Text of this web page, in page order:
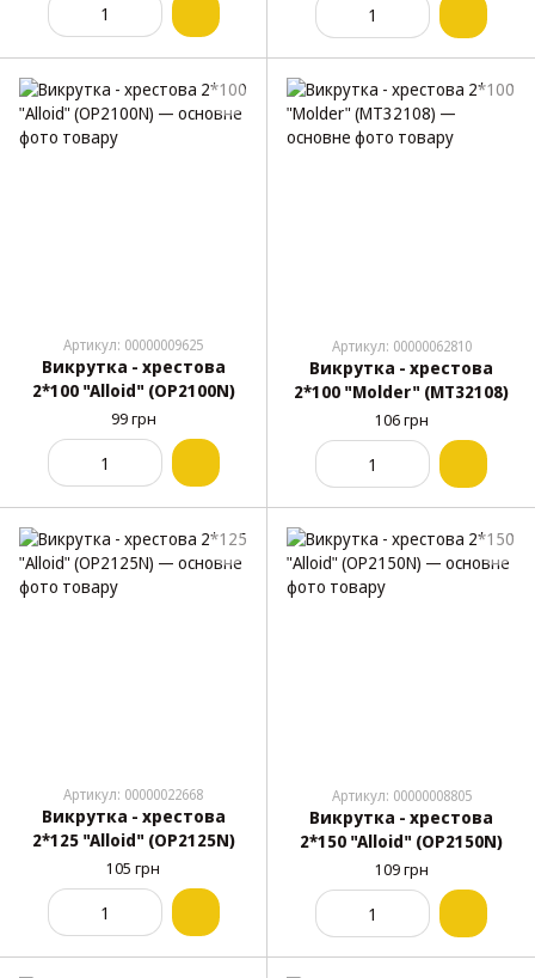
Артикул: 00000009625
Викрутка - хрестова
2*100 "Alloid" (OP2100N)
99 грн
Артикул: 00000062810
Викрутка - хрестова
2*100 "Molder" (МТ32108)
106 грн
Артикул: 00000022668
Викрутка - хрестова
2*125 "Alloid" (OP2125N)
105 грн
Артикул: 00000008805
Викрутка - хрестова
2*150 "Alloid" (OP2150N)
109 грн